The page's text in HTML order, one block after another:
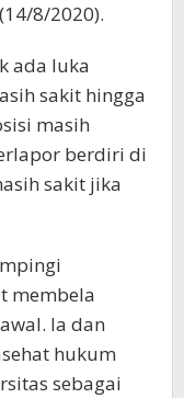
8/2020).
ada luka
sakit hingga
masih
berdiri di
sakit jika
membela
Ia dan
hukum
sebagai